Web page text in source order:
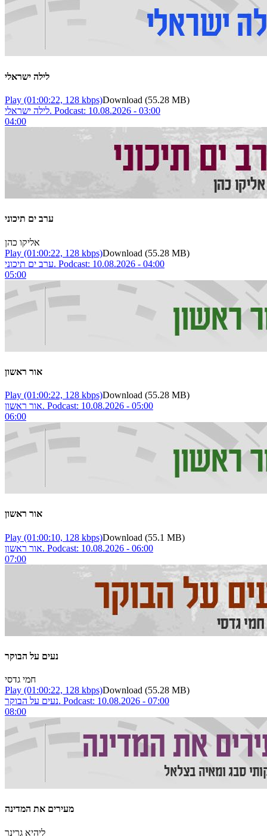
לילה ישראלי
Play (01:00:22, 128 kbps)Download (55.28 MB)
לילה ישראלי. Podcast: 10.08.2026 - 03:00
04:00
ערב ים תיכוני
אליקו כהן
Play (01:00:22, 128 kbps)Download (55.28 MB)
ערב ים תיכוני. Podcast: 10.08.2026 - 04:00
05:00
אור ראשון
Play (01:00:22, 128 kbps)Download (55.28 MB)
אור ראשון. Podcast: 10.08.2026 - 05:00
06:00
אור ראשון
Play (01:00:10, 128 kbps)Download (55.1 MB)
אור ראשון. Podcast: 10.08.2026 - 06:00
07:00
נעים על הבוקר
חמי גדסי
Play (01:00:22, 128 kbps)Download (55.28 MB)
נעים על הבוקר. Podcast: 10.08.2026 - 07:00
08:00
מעירים את המדינה
ליהיא גרינר